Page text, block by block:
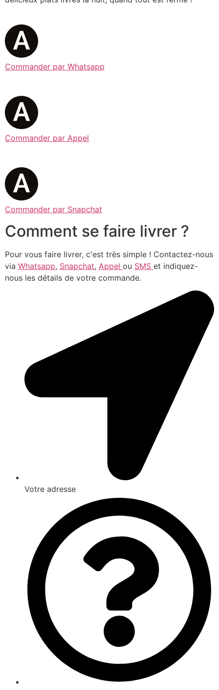
Commander par Whatsapp
Commander par Appel
Commander par Snapchat
Comment se faire livrer ?
Pour vous faire livrer, c'est très simple ! Contactez-nous
via Whatsapp, Snapchat, Appel ou SMS et indiquez-
nous les détails de votre commande.
Votre adresse